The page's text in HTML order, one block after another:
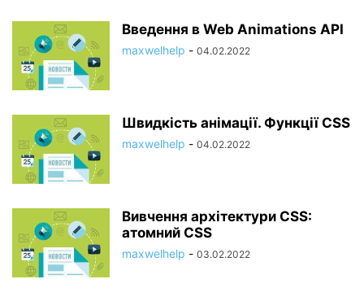
Введення в Web Animations API
maxwelhelp - 04.02.2022
Швидкість анімації. Функції CSS
maxwelhelp - 04.02.2022
Вивчення архітектури CSS:
атомний CSS
maxwelhelp - 03.02.2022